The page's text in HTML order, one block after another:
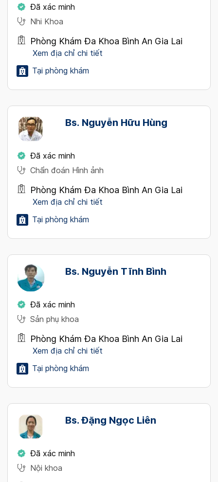
Đã xác minh
Nhi Khoa
Phòng Khám Đa Khoa Bình An Gia Lai
Xem địa chỉ chi tiết
Tại phòng khám
Bs. Nguyễn Hữu Hùng
Đã xác minh
Chẩn đoán Hình ảnh
Phòng Khám Đa Khoa Bình An Gia Lai
Xem địa chỉ chi tiết
Tại phòng khám
Bs. Nguyễn Tĩnh Bình
Đã xác minh
Sản phụ khoa
Phòng Khám Đa Khoa Bình An Gia Lai
Xem địa chỉ chi tiết
Tại phòng khám
Bs. Đặng Ngọc Liên
Đã xác minh
Nội khoa